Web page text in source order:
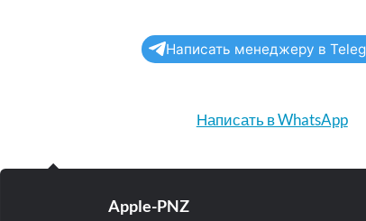
Написать менеджеру в
Написать в WhatsApp
Apple-PNZ